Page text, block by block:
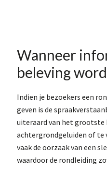
Wanneer
beleving
Indien je bezoekers een
geven is de
uiteraard van het grootste
achtergrondgeluiden of te
vaak de oorzaak van een
waardoor de rondleiding